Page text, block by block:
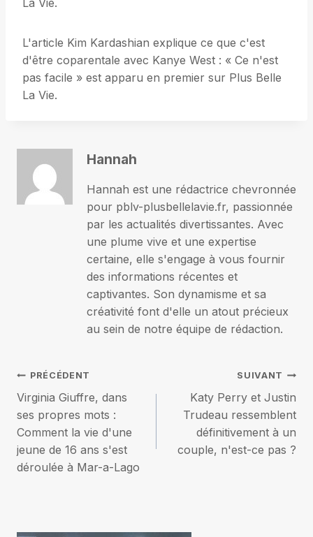
La Vie.
L'article Kim Kardashian explique ce que c'est
d'être coparentale avec Kanye West : « Ce n'est
pas facile » est apparu en premier sur Plus Belle
La Vie.
Hannah
Hannah est une rédactrice chevronnée
pour pblv-plusbellelavie.fr, passionnée
par les actualités divertissantes. Avec
une plume vive et une expertise
certaine, elle s'engage à vous fournir
des informations récentes et
captivantes. Son dynamisme et sa
créativité font d'elle un atout précieux
au sein de notre équipe de rédaction.
Navigation
de
l’article
PRÉCÉDENT
Virginia Giuffre, dans
ses propres mots :
Comment la vie d'une
jeune de 16 ans s'est
déroulée à Mar-a-Lago
SUIVANT
Katy Perry et Justin
Trudeau ressemblent
définitivement à un
couple, n'est-ce pas ?